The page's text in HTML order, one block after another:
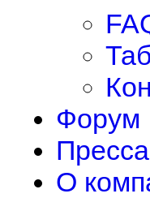
Форум
Пресса
О